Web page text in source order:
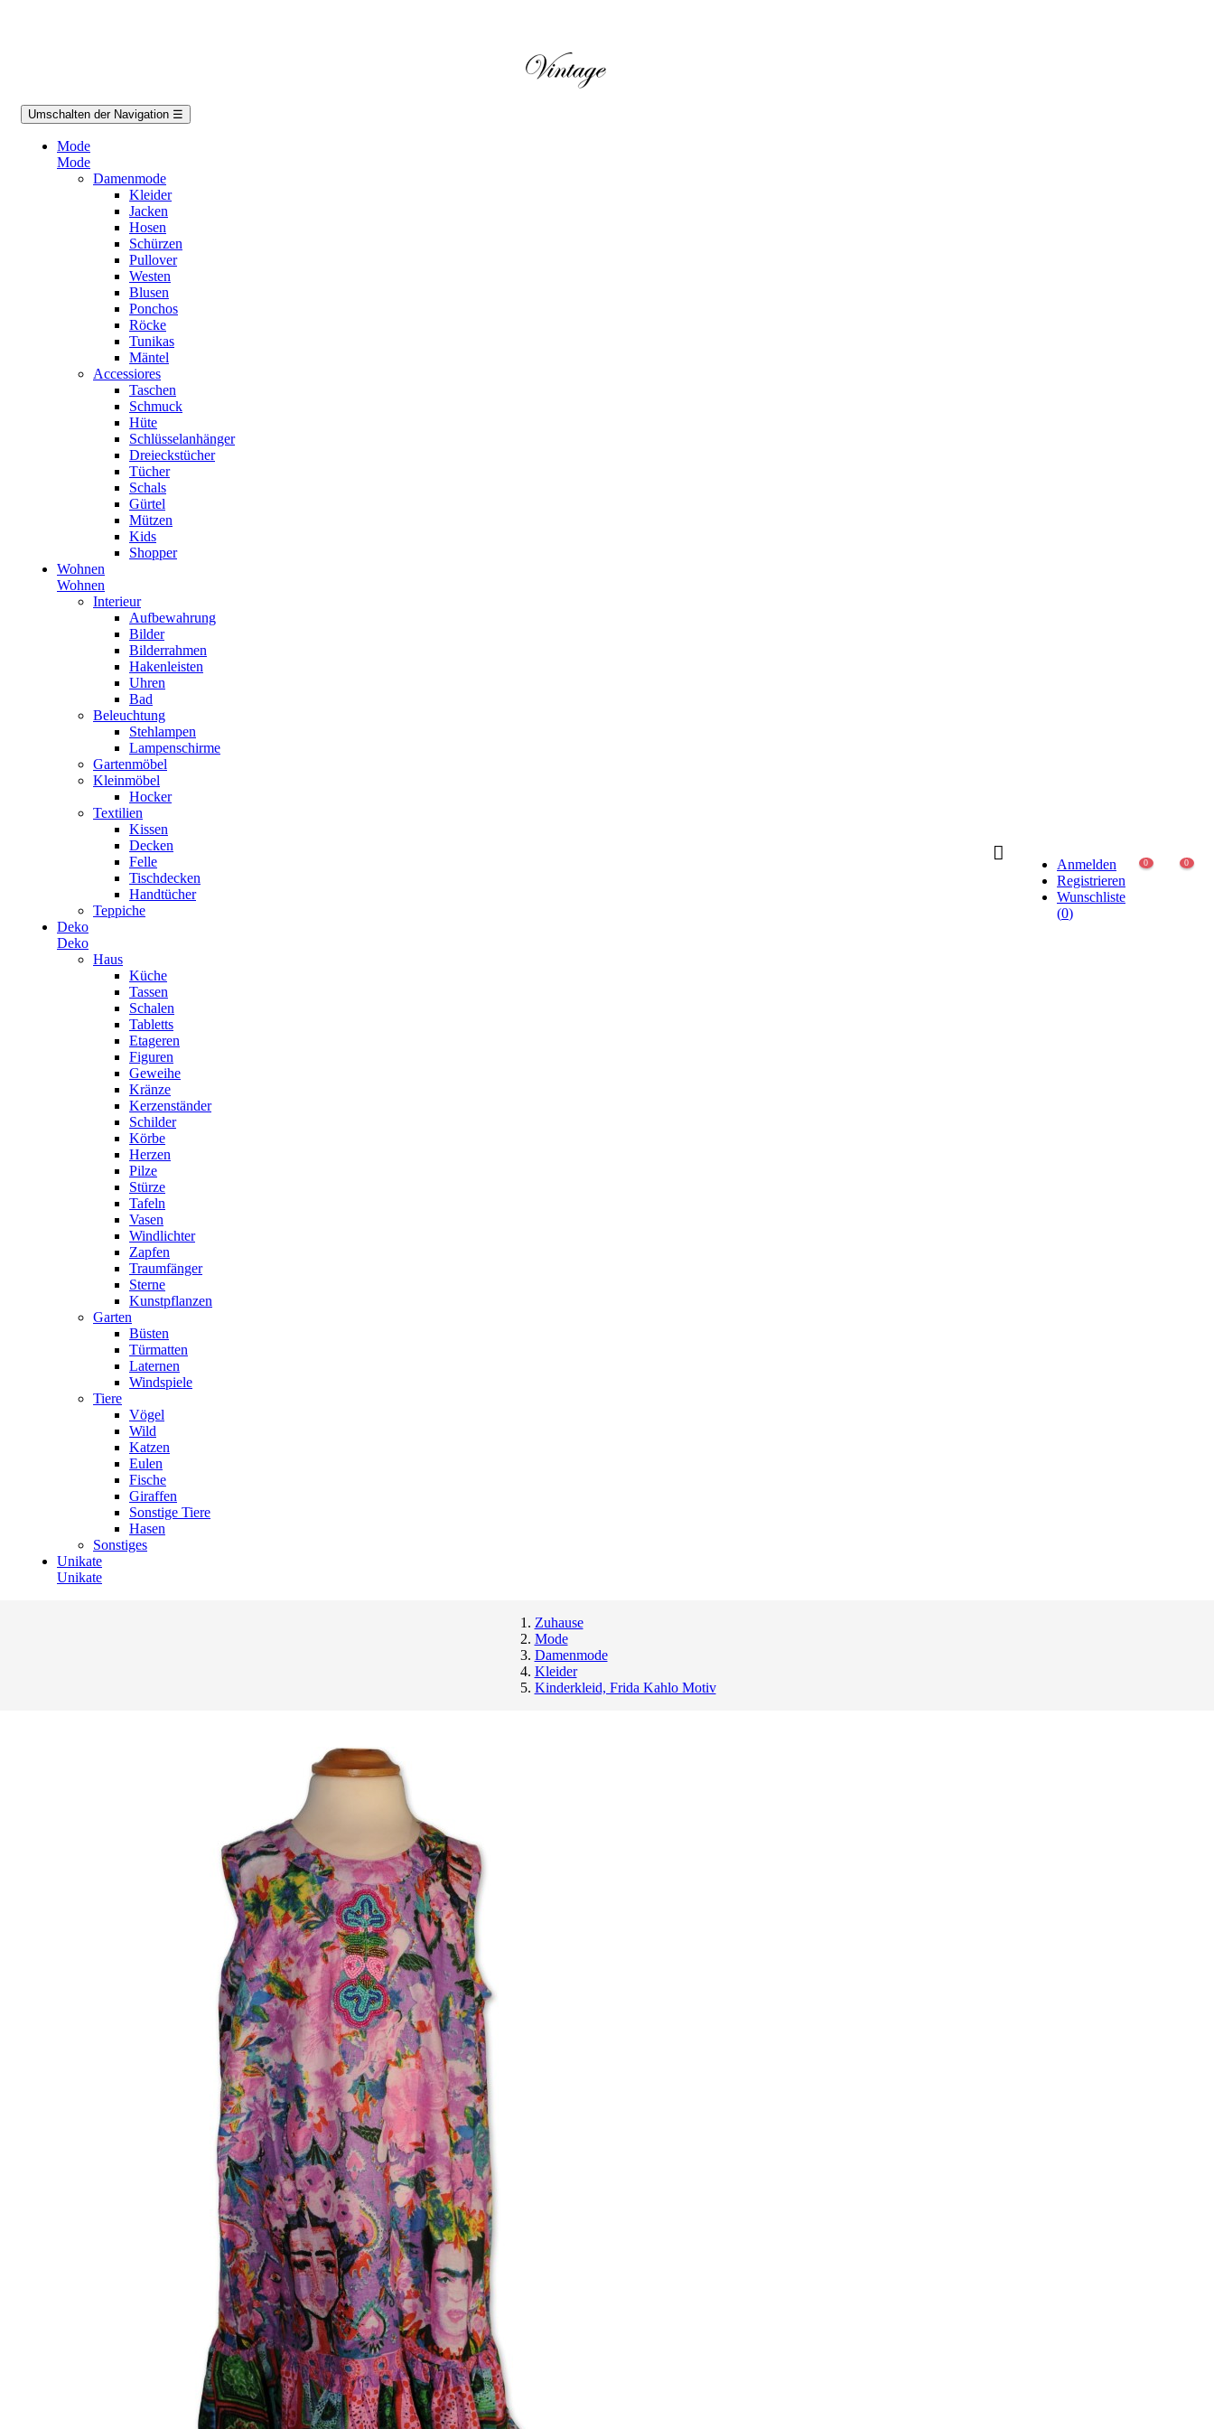
Umschalten der Navigation ☰
Mode
Mode
Damenmode
Kleider
Jacken
Hosen
Schürzen
Pullover
Westen
Blusen
Ponchos
Röcke
Tunikas
Mäntel
Accessiores
Taschen
Schmuck
Hüte
Schlüsselanhänger
Dreieckstücher
Tücher
Schals
Gürtel
Mützen
Kids
Shopper
Wohnen
Wohnen
Interieur
Aufbewahrung
Bilder
Bilderrahmen
Hakenleisten
Uhren
Bad
Beleuchtung
Stehlampen
Lampenschirme
Gartenmöbel
Kleinmöbel
Hocker
Textilien
Kissen
Decken
Felle
Tischdecken
Handtücher
Teppiche
Deko
Deko
Haus
Küche
Tassen
Schalen
Tabletts
Etageren
Figuren
Geweihe
Kränze
Kerzenständer
Schilder
Körbe
Herzen
Pilze
Stürze
Tafeln
Vasen
Windlichter
Zapfen
Traumfänger
Sterne
Kunstpflanzen
Garten
Büsten
Türmatten
Laternen
Windspiele
Tiere
Vögel
Wild
Katzen
Eulen
Fische
Giraffen
Sonstige Tiere
Hasen
Sonstiges
Unikate
Unikate
Anmelden
Registrieren
Wunschliste
(0)
0 0
Zuhause
Mode
Damenmode
Kleider
Kinderkleid, Frida Kahlo Motiv